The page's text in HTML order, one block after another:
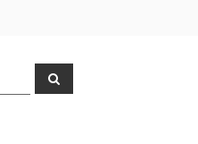
Search